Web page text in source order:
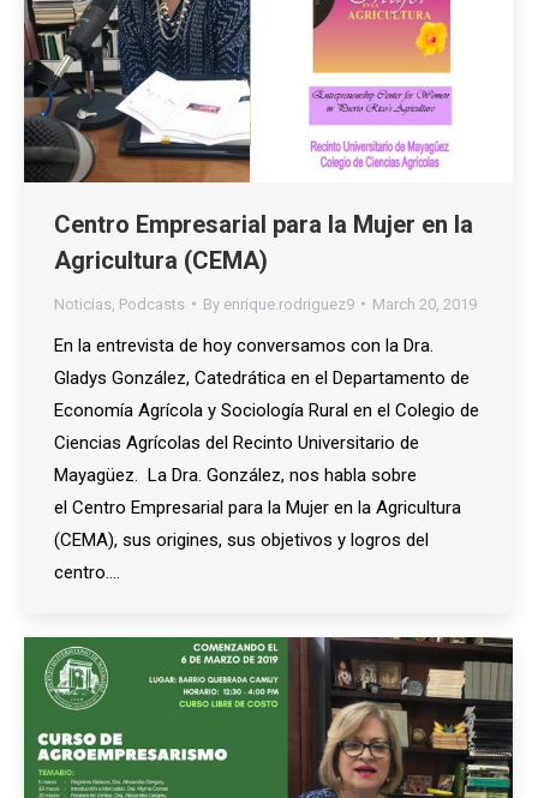
Centro Empresarial para la Mujer en la
Agricultura (CEMA)
Noticias Podcasts By enrique.rodriguez9 March 20, 2019
En la entrevista de hoy conversamos con la Dra.
Gladys González, Catedrática en el Departamento de
Economía Agrícola y Sociología Rural en el Colegio de
Ciencias Agrícolas del Recinto Universitario de
Mayagüez. La Dra. González, nos habla sobre
el Centro Empresarial para la Mujer en la Agricultura
(CEMA), sus origines, sus objetivos y logros del
centro.…